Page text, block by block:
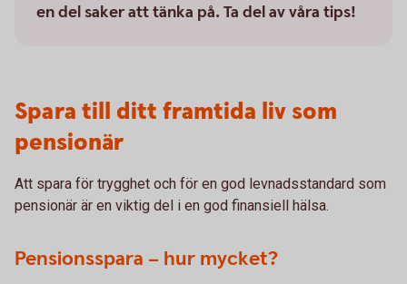
en del saker att tänka på. Ta del av våra tips!
Spara till ditt framtida liv som
pensionär
Att spara för trygghet och för en god levnadsstandard som
pensionär är en viktig del i en god finansiell hälsa.
Pensionsspara – hur mycket?